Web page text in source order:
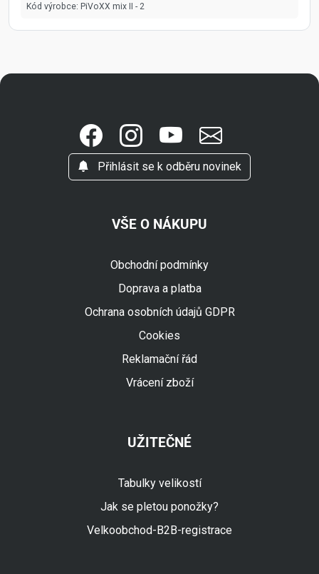
Kód výrobce: PiVoXX mix II - 2
Přihlásit se k odběru novinek
VŠE O NÁKUPU
Obchodní podmínky
Doprava a platba
Ochrana osobních údajů GDPR
Cookies
Reklamační řád
Vrácení zboží
UŽITEČNÉ
Tabulky velikostí
Jak se pletou ponožky?
Velkoobchod-B2B-registrace